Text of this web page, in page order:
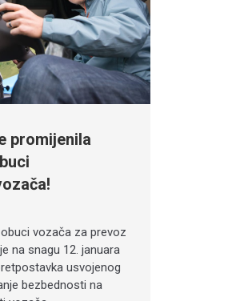
promijenila
vozača za prevoz
na snagu 12. januara
usvojenog
bezbednosti na